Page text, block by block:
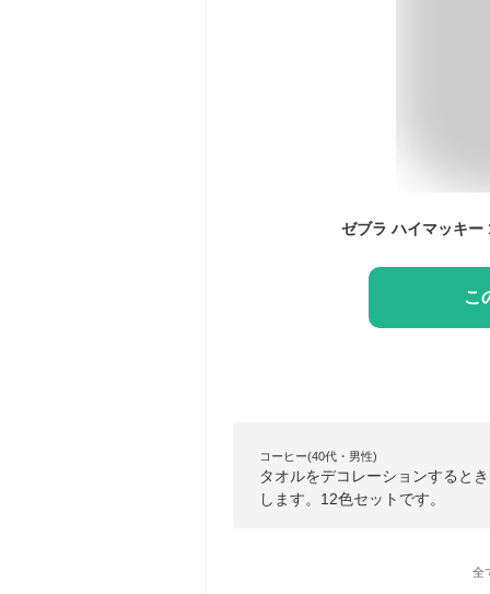
ゼブラ ハイマッキー
こ
コーヒー(40代・男性)
タオルをデコレーションすると
します。12色セットです。
全